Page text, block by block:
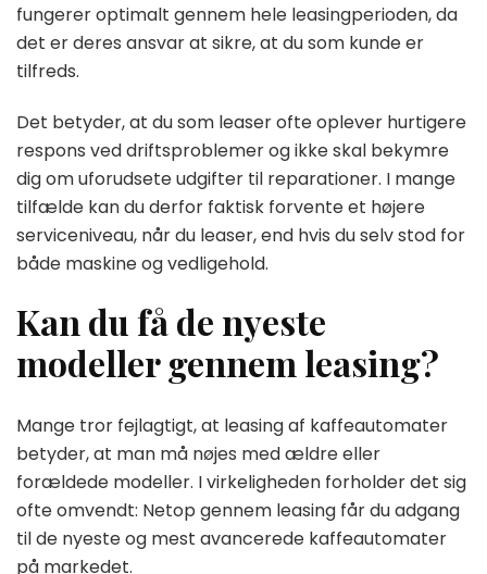
fungerer optimalt gennem hele leasingperioden, da
det er deres ansvar at sikre, at du som kunde er
tilfreds.
Det betyder, at du som leaser ofte oplever hurtigere
respons ved driftsproblemer og ikke skal bekymre
dig om uforudsete udgifter til reparationer. I mange
tilfælde kan du derfor faktisk forvente et højere
serviceniveau, når du leaser, end hvis du selv stod for
både maskine og vedligehold.
Kan du få de nyeste
modeller gennem leasing?
Mange tror fejlagtigt, at leasing af kaffeautomater
betyder, at man må nøjes med ældre eller
forældede modeller. I virkeligheden forholder det sig
ofte omvendt: Netop gennem leasing får du adgang
til de nyeste og mest avancerede kaffeautomater
på markedet.